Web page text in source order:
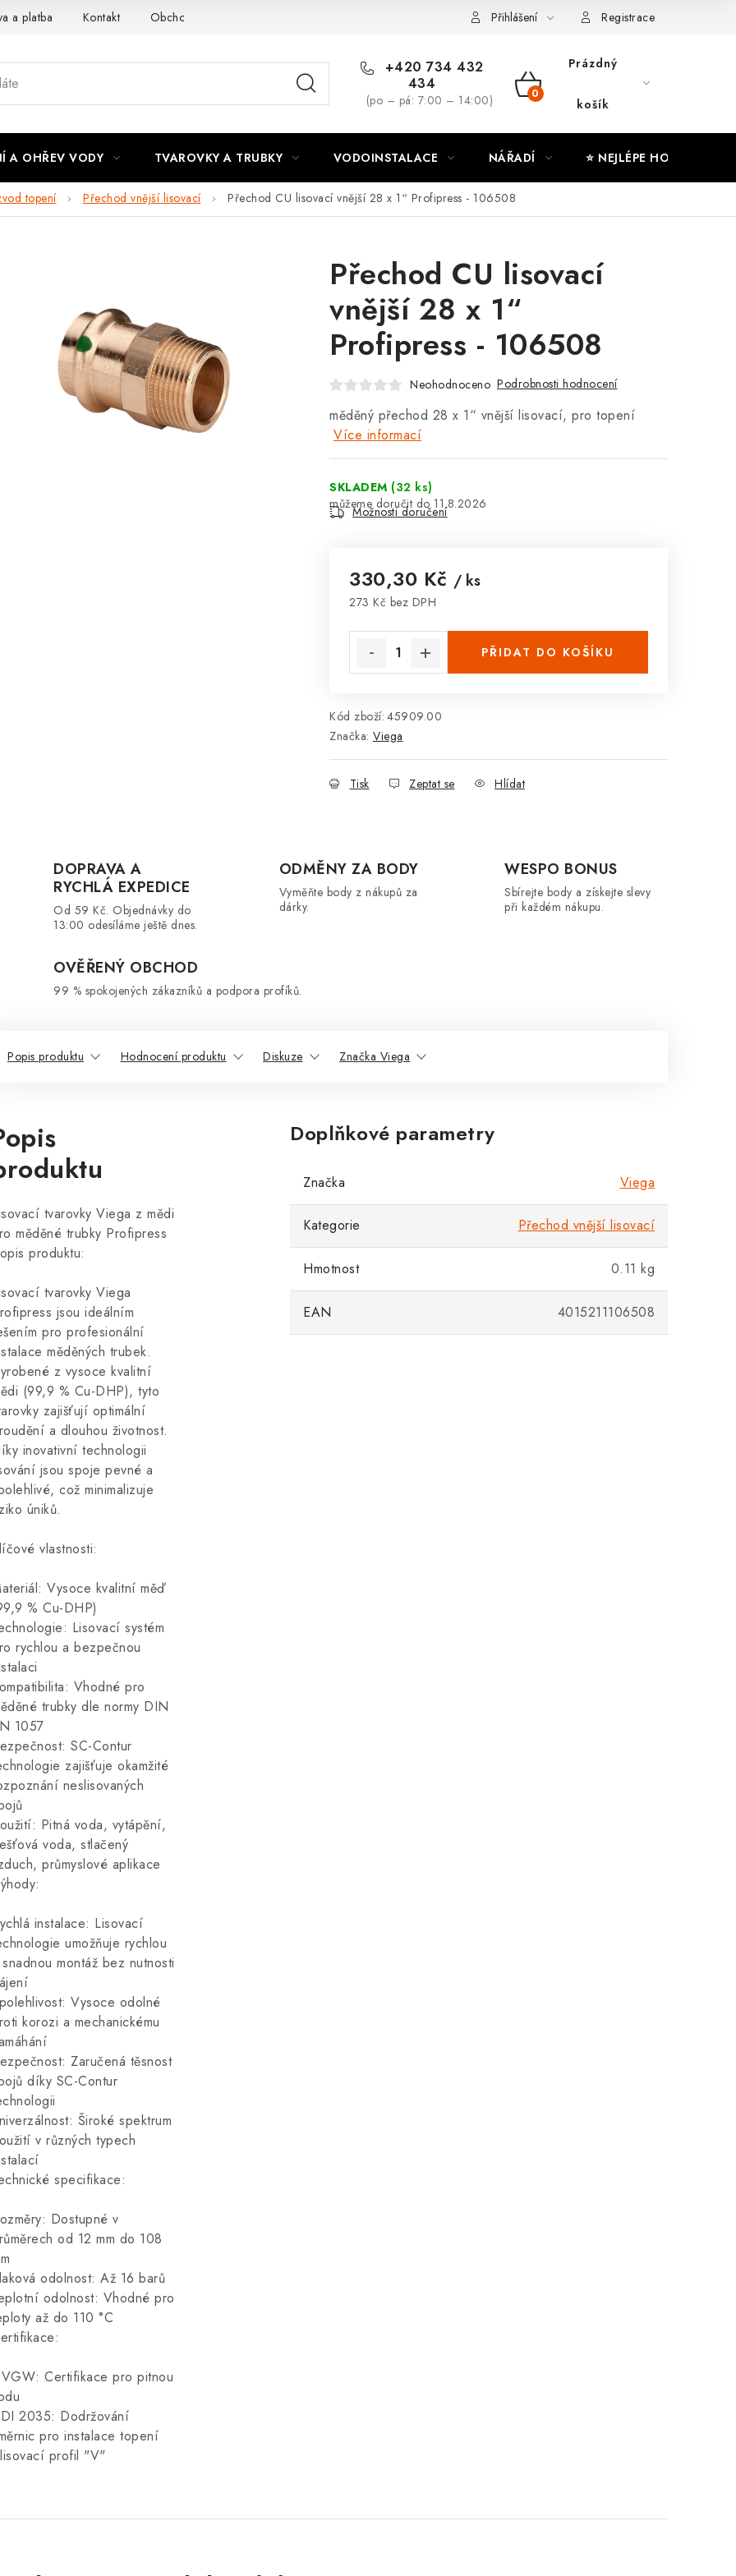
a platba Kontakt Obchodní podmínky Moje objednávka
Přihlášení Registrace
+420 734 432
434
(po – pá: 7:00 – 14:00)
NÁKUPNÍ
Prázdný
košík
A OHŘEV VODY TVAROVKY A TRUBKY VODOINSTALACE NÁŘADÍ ⭐ NEJLÉPE HODNOCENÉ
topení Přechod vnější lisovací Přechod CU lisovací vnější 28 x 1“ Profipress - 106508
Přechod CU lisovací
vnější 28 x 1“
Profipress - 106508
Neohodnoceno Podrobnosti hodnocení
měděný přechod 28 x 1“ vnější lisovací, pro topení
Více informací
SKLADEM (32 ks)
11.8.2026
Možnosti doručení
330,30 Kč / ks
273 Kč bez DPH
PŘIDAT DO KOŠÍKU
Kód zboží: 45909.00
Značka: Viega
Tisk Zeptat se Hlídat
DOPRAVA A
RYCHLÁ EXPEDICE
Od 59 Kč. Objednávky do
13:00 odesíláme ještě dnes.
ODMĚNY ZA BODY
Vyměňte body z nákupů za
dárky.
WESPO BONUS
Sbírejte body a získejte slevy
při každém nákupu.
OVĚŘENÝ OBCHOD
99 % spokojených zákazníků a podpora profíků.
Popis produktu Hodnocení produktu Diskuze Značka Viega
tvarovky Viega z mědi
měděné trubky Profipress
produktu:
tvarovky Viega
jsou ideálním
pro profesionální
měděných trubek.
z vysoce kvalitní
(99,9 % Cu-DHP), tyto
zajišťují optimální
a dlouhou životnost.
inovativní technologii
jsou spoje pevné a
což minimalizuje
úniků.
vlastnosti:
Vysoce kvalitní měď
% Cu-DHP)
Lisovací systém
rychlou a bezpečnou
Vhodné pro
trubky dle normy DIN
1057
SC-Contur
zajišťuje okamžité
neslisovaných
Pitná voda, vytápění,
voda, stlačený
průmyslové aplikace
instalace: Lisovací
umožňuje rychlou
montáž bez nutnosti
Vysoce odolné
korozi a mechanickému
Zaručená těsnost
díky SC-Contur
Široké spektrum
v různých typech
specifikace:
Dostupné v
od 12 mm do 108
odolnost: Až 16 barů
odolnost: Vhodné pro
až do 110 °C
Certifikace pro pitnou
2035: Dodržování
pro instalace topení
profil "V"
Doplňkové parametry
Značka Viega
Kategorie Přechod vnější lisovací
Hmotnost 0.11 kg
EAN 4015211106508
Zákaznická podpora